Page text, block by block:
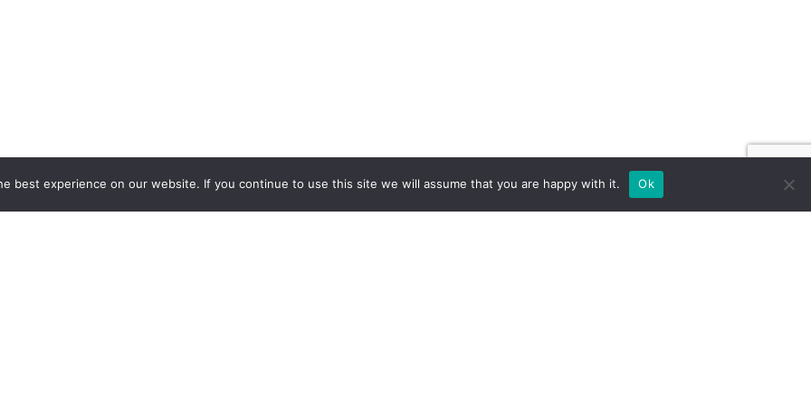
best experience on our website. If you continue to use this site we will assume that you are happy with it. Ok